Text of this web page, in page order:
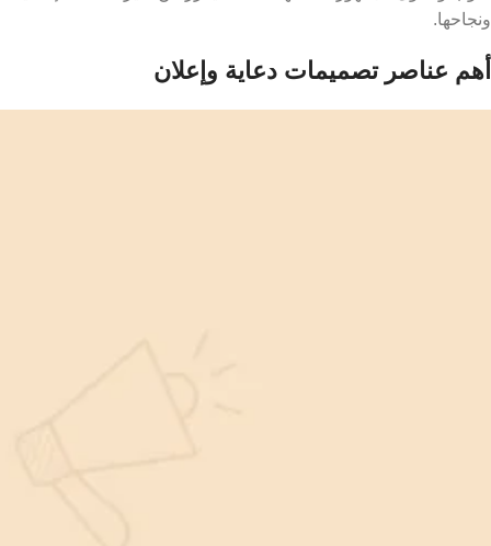
ونجاحها.
أهم عناصر تصميمات دعاية وإعلان